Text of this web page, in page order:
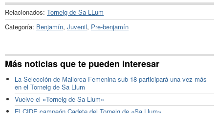
Relacionados: Torneig de Sa LLum
Categoría: Benjamín, Juvenil, Pre-benjamín
Más noticias que te pueden interesar
La Selección de Mallorca Femenina sub-18 participará una vez más
en el Torneig de Sa Llum
Vuelve el «Torneig de Sa Llum»